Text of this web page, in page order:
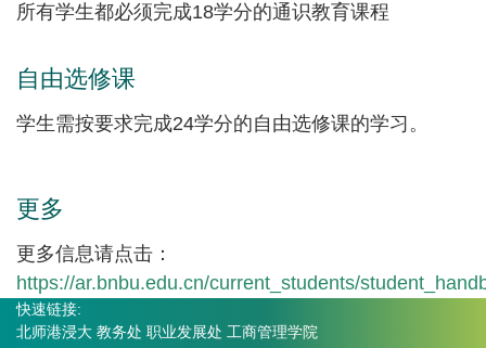
所有学生都必须完成18学分的通识教育课程
自由选修课
学生需按要求完成24学分的自由选修课的学习。
更多
更多信息请点击：
https://ar.bnbu.edu.cn/current_students/
快速链接:
北师港浸大 教务处 职业发展处 工商管理学院